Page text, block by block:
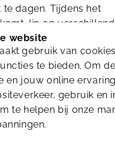
dagen. Tijdens het
Jip op
dus!
over Jip in de zwemles
van al onze
website
gebruik van
te bieden. Om de
en jouw online
gebruik en
te helpen bij onze